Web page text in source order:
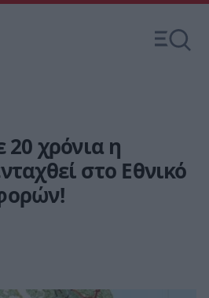
20 χρόνια η
στο Εθνικό